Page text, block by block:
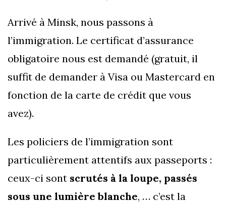
Arrivé à Minsk, nous passons à
l’immigration. Le certificat d’assurance
obligatoire nous est demandé (gratuit, il
suffit de demander à Visa ou Mastercard en
fonction de la carte de crédit que vous
avez).
Les policiers de l’immigration sont
particulièrement attentifs aux passeports :
ceux-ci sont scrutés à la loupe, passés
sous une lumière blanche, … c’est la